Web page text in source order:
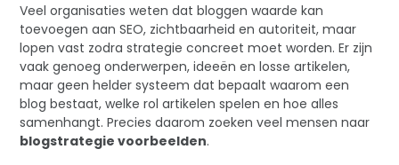
Veel organisaties weten dat bloggen waarde kan
toevoegen aan SEO, zichtbaarheid en autoriteit, maar
lopen vast zodra strategie concreet moet worden. Er zijn
vaak genoeg onderwerpen, ideeën en losse artikelen,
maar geen helder systeem dat bepaalt waarom een
blog bestaat, welke rol artikelen spelen en hoe alles
samenhangt. Precies daarom zoeken veel mensen naar
blogstrategie voorbeelden.